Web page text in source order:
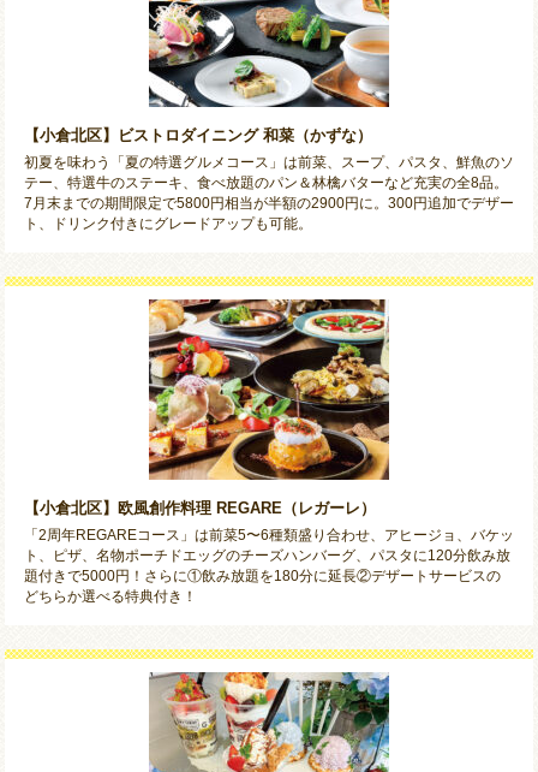
【小倉北区】ビストロダイニング 和菜（かずな）
初夏を味わう「夏の特選グルメコース」は前菜、スープ、パスタ、鮮魚のソ
テー、特選牛のステーキ、食べ放題のパン＆林檎バターなど充実の全8品。
7月末までの期間限定で5800円相当が半額の2900円に。300円追加でデザー
ト、ドリンク付きにグレードアップも可能。
【小倉北区】欧風創作料理 REGARE（レガーレ）
「2周年REGAREコース」は前菜5〜6種類盛り合わせ、アヒージョ、バケッ
ト、ピザ、名物ポーチドエッグのチーズハンバーグ、パスタに120分飲み放
題付きで5000円！さらに①飲み放題を180分に延長②デザートサービスの
どちらか選べる特典付き！